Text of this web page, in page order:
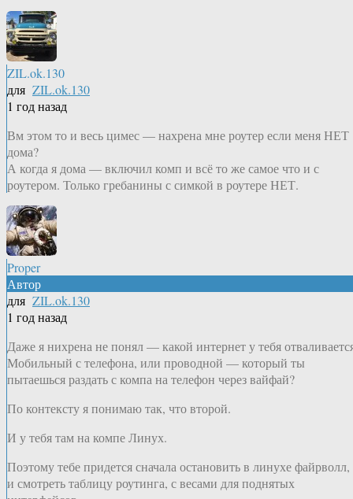
ZIL.ok.130
для ZIL.ok.130
1 год назад
Вм этом то и весь цимес — нахрена мне роутер если меня НЕТ
дома?
А когда я дома — включил комп и всё то же самое что и с
роутером. Только гребанины с симкой в роутере НЕТ.
Proper
Автор
для ZIL.ok.130
1 год назад
Даже я нихрена не понял — какой интернет у тебя
Мобильный с телефона, или проводной — который ты
пытаешься раздать с компа на телефон через вайфай?
По контексту я понимаю так, что второй.
И у тебя там на компе Линух.
Поэтому тебе придется сначала остановить в линухе файрволл,
и смотреть таблицу роутинга, с весами для поднятых